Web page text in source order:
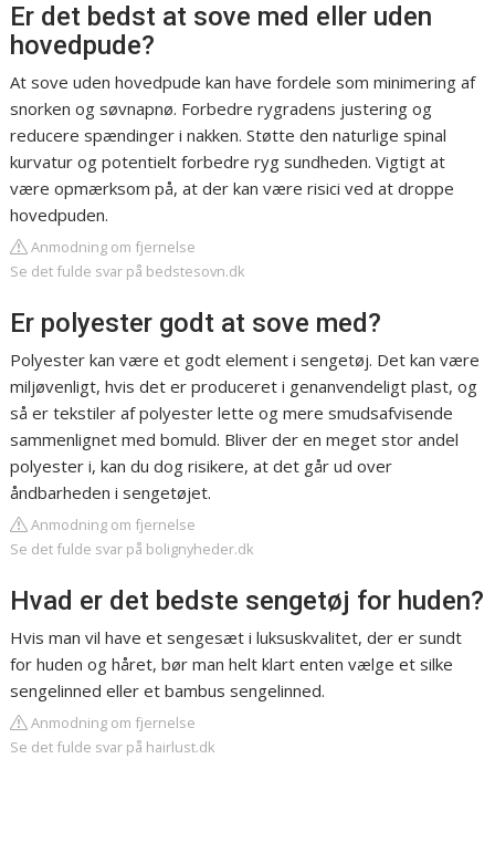
Er det bedst at sove med eller uden
hovedpude?
At sove uden hovedpude kan have fordele som minimering af
snorken og søvnapnø. Forbedre rygradens justering og
reducere spændinger i nakken. Støtte den naturlige spinal
kurvatur og potentielt forbedre ryg sundheden. Vigtigt at
være opmærksom på, at der kan være risici ved at droppe
hovedpuden.
Anmodning om fjernelse
Se det fulde svar på bedstesovn.dk
Er polyester godt at sove med?
Polyester kan være et godt element i sengetøj. Det kan være
miljøvenligt, hvis det er produceret i genanvendeligt plast, og
så er tekstiler af polyester lette og mere smudsafvisende
sammenlignet med bomuld. Bliver der en meget stor andel
polyester i, kan du dog risikere, at det går ud over
åndbarheden i sengetøjet.
Anmodning om fjernelse
Se det fulde svar på bolignyheder.dk
Hvad er det bedste sengetøj for huden?
Hvis man vil have et sengesæt i luksuskvalitet, der er sundt
for huden og håret, bør man helt klart enten vælge et silke
sengelinned eller et bambus sengelinned.
Anmodning om fjernelse
Se det fulde svar på hairlust.dk